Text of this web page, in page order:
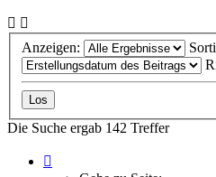
Anzeigen:
Die Suche ergab 142 Treffer